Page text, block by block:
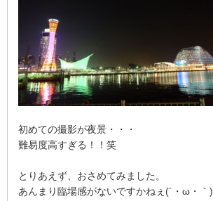
初めての撮影が夜景・・・
難易度高すぎる！！笑
とりあえず、おさめてみました。
あんまり臨場感がないですかねぇ(´・ω・｀)